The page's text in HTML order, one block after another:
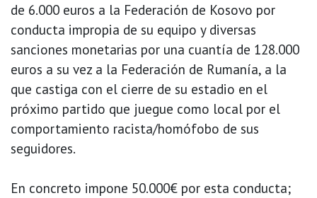
de 6.000 euros a la Federación de Kosovo por
conducta impropia de su equipo y diversas
sanciones monetarias por una cuantía de 128.000
euros a su vez a la Federación de Rumanía, a la
que castiga con el cierre de su estadio en el
próximo partido que juegue como local por el
comportamiento racista/homófobo de sus
seguidores.
En concreto impone 50.000€ por esta conducta;